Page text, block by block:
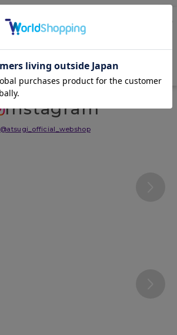
Instagram
@atsugi_official_webshop